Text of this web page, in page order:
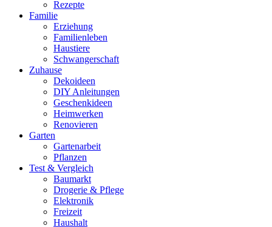
Rezepte
Familie
Erziehung
Familienleben
Haustiere
Schwangerschaft
Zuhause
Dekoideen
DIY Anleitungen
Geschenkideen
Heimwerken
Renovieren
Garten
Gartenarbeit
Pflanzen
Test & Vergleich
Baumarkt
Drogerie & Pflege
Elektronik
Freizeit
Haushalt